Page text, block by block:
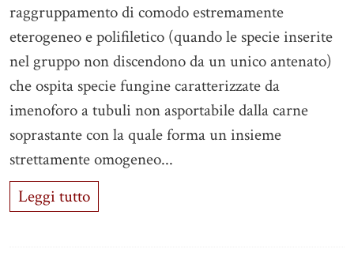
raggruppamento di comodo estremamente
eterogeneo e polifiletico (quando le specie inserite
nel gruppo non discendono da un unico antenato)
che ospita specie fungine caratterizzate da
imenoforo a tubuli non asportabile dalla carne
soprastante con la quale forma un insieme
strettamente omogeneo...
Leggi tutto